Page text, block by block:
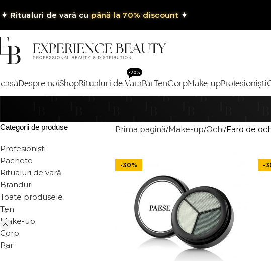
✦ Ritualuri de vară cupână la 70% discount ✦
Despre noiShopRitualuri de Vara
-70%
PărTenCorpMake-upProfesioniști
Categorii de produse
Profesionisti
Pachete
Ritualuri de vară
Branduri
Toate produsele
Ten
Make-up
Corp
Par
Prima pagină Make-up Ochi Fard de
-30% -